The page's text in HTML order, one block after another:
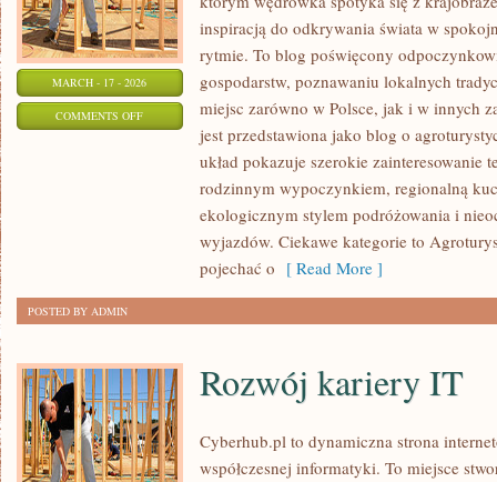
MARCH - 17 - 2026
COMMENTS OFFON
AGROTURYSTYKA
inspiracją do odkrywania świata w
rytmie. To blog poświęcony
gospodarstw, poznawaniu lokalnych
miejsc zarówno w Polsce, jak i w innych
jest przedstawiona jako blog o
układ pokazuje szerokie zainteresowanie
rodzinnym wypoczynkiem, regionalną
ekologicznym stylem podróżowania i
wyjazdów. Ciekawe kategorie to
pojechać o [ Read More ]
POSTED BY ADMIN
Rozwój kariery IT
Cyberhub.pl to dynamiczna strona
współczesnej informatyki. To miejsce